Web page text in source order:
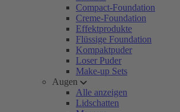
Compact-Foundation
Creme-Foundation
Effektprodukte
Flüssige Foundation
Kompaktpuder
Loser Puder
Make-up Sets
Augen
Alle anzeigen
Lidschatten